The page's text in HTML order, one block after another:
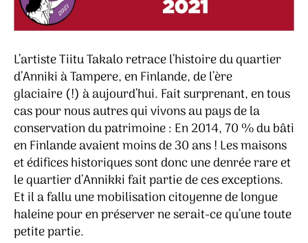
L’artiste Tiitu Takalo retrace l’histoire du quartier
d’Anniki à Tampere, en Finlande, de l’ère
glaciaire (!) à aujourd’hui. Fait surprenant, en tous
cas pour nous autres qui vivons au pays de la
conservation du patrimoine : En 2014, 70 % du bâti
en Finlande avaient moins de 30 ans ! Les maisons
et édifices historiques sont donc une denrée rare et
le quartier d’Annikki fait partie de ces exceptions.
Et il a fallu une mobilisation citoyenne de longue
haleine pour en préserver ne serait-ce qu’une toute
petite partie.